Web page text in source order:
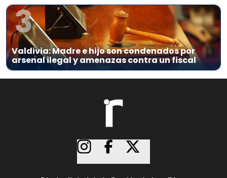
3
Valdivia: Madre e hijo son condenados por
arsenal ilegal y amenazas contra un fiscal